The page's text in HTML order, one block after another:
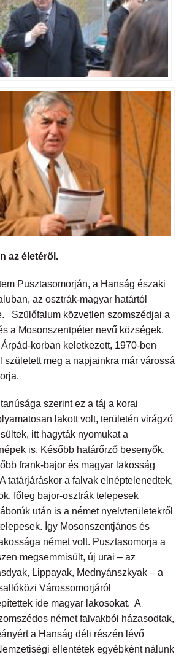
az életéről.
Pusztasomorján, a Hanság északi
az osztrák-magyar határtól
Szülőfalum közvetlen szomszédjai a
a Mosonszentpéter nevű községek.
korban keletkezett, 1970-ben
született meg a napjainkra már várossá
szerint ez a táj a korai
lakott volt, területén virágzó
itt hagyták nyomukat a
is. Később határőrző besenyők,
frank-bajor és magyar lakosság
tatárjáráskor a falvak elnéptelenedtek,
főleg bajor-osztrák telepesek
után is a német nyelvterületekről
Így Mosonszentjános és
német volt. Pusztasomorja a
megsemmisült, új urai – az
Lippayak, Mednyánszkyak – a
Várossomorjáról
ide magyar lakosokat. A
német falvakból házasodtak,
a Hanság déli részén lévő
ellentétek egyébként nálunk